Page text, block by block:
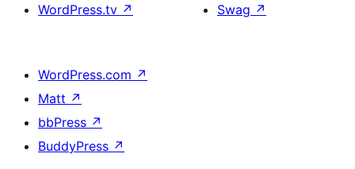
WordPress.tv ↗
Swag ↗
WordPress.com ↗
Matt ↗
bbPress ↗
BuddyPress ↗